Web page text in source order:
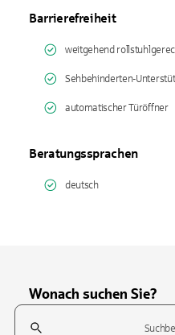
Barrierefreiheit
weitgehend
Sehbehinderten-
automatischer Türöffner
Beratungssprachen
deutsch
Wonach suchen Sie?
Suchfeld